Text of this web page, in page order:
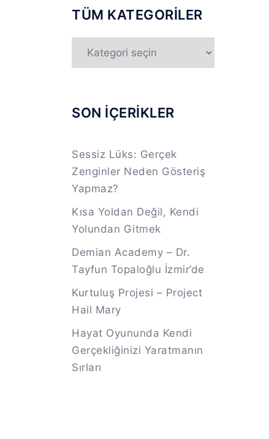
TÜM KATEGORİLER
KATEGORİLER
SON İÇERİKLER
Sessiz Lüks: Gerçek
Zenginler Neden Gösteriş
Yapmaz?
Kısa Yoldan Değil, Kendi
Yolundan Gitmek
Demian Academy – Dr.
Tayfun Topaloğlu İzmir’de
Kurtuluş Projesi – Project
Hail Mary
Hayat Oyununda Kendi
Gerçekliğinizi Yaratmanın
Sırları